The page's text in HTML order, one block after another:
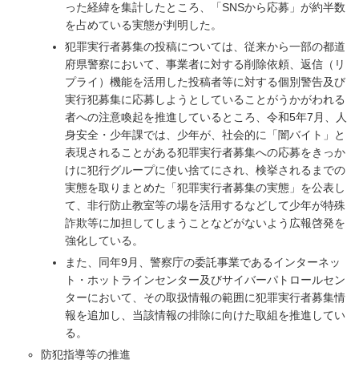
った経緯を集計したところ、「SNSから応募」が約半数
を占めている実態が判明した。
犯罪実行者募集の投稿については、従来から一部の都道
府県警察において、事業者に対する削除依頼、返信（リ
プライ）機能を活用した投稿者等に対する個別警告及び
実行犯募集に応募しようとしていることがうかがわれる
者への注意喚起を推進しているところ、令和5年7月、人
身安全・少年課では、少年が、社会的に「闇バイト」と
表現されることがある犯罪実行者募集への応募をきっか
けに犯行グループに使い捨てにされ、検挙されるまでの
実態を取りまとめた「犯罪実行者募集の実態」を公表し
て、非行防止教室等の場を活用するなどして少年が特殊
詐欺等に加担してしまうことなどがないよう広報啓発を
強化している。
また、同年9月、警察庁の委託事業であるインターネッ
ト・ホットラインセンター及びサイバーパトロールセン
ターにおいて、その取扱情報の範囲に犯罪実行者募集情
報を追加し、当該情報の排除に向けた取組を推進してい
る。
防犯指導等の推進